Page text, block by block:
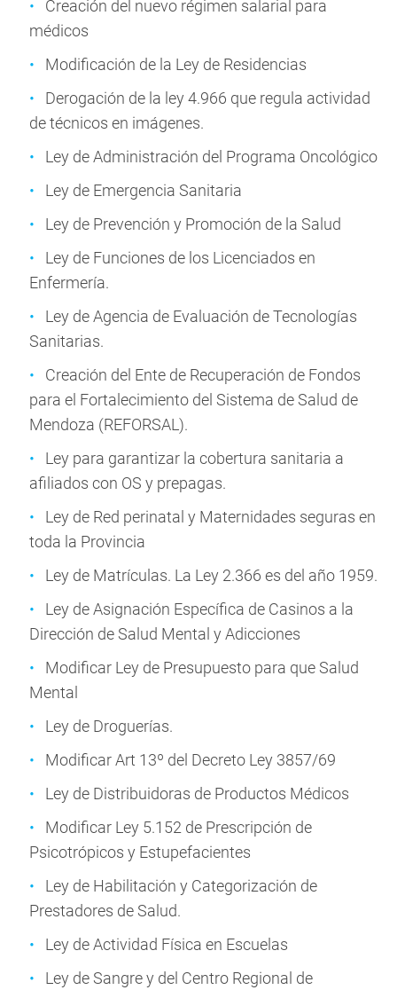
Creación del nuevo régimen salarial para
médicos
Modificación de la Ley de Residencias
Derogación de la ley 4.966 que regula actividad
de técnicos en imágenes.
Ley de Administración del Programa Oncológico
Ley de Emergencia Sanitaria
Ley de Prevención y Promoción de la Salud
Ley de Funciones de los Licenciados en
Enfermería.
Ley de Agencia de Evaluación de Tecnologías
Sanitarias.
Creación del Ente de Recuperación de Fondos
para el Fortalecimiento del Sistema de Salud de
Mendoza (REFORSAL).
Ley para garantizar la cobertura sanitaria a
afiliados con OS y prepagas.
Ley de Red perinatal y Maternidades seguras en
toda la Provincia
Ley de Matrículas. La Ley 2.366 es del año 1959.
Ley de Asignación Específica de Casinos a la
Dirección de Salud Mental y Adicciones
Modificar Ley de Presupuesto para que Salud
Mental
Ley de Droguerías.
Modificar Art 13º del Decreto Ley 3857/69
Ley de Distribuidoras de Productos Médicos
Modificar Ley 5.152 de Prescripción de
Psicotrópicos y Estupefacientes
Ley de Habilitación y Categorización de
Prestadores de Salud.
Ley de Actividad Física en Escuelas
Ley de Sangre y del Centro Regional de